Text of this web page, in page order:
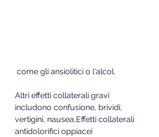
come gli ansiolitici o l'alcol.
Altri effetti collaterali gravi
includono confusione, brividi,
vertigini, nausea,Effetti collaterali
antidolorifici oppiacei